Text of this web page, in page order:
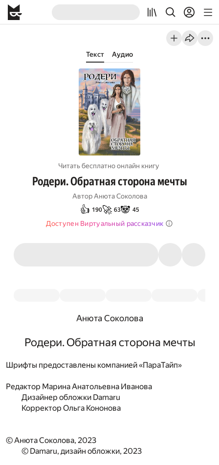
Текст Аудио
Читать бесплатно онлайн книгу
Родери. Обратная сторона мечты
Автор Анюта Соколова
👍 190🚀 63🐼 45
Доступен Виртуальный рассказчик
Анюта Соколова
Родери. Обратная сторона мечты
Шрифты предоставлены компанией «ПараТайп»
Редактор Марина Анатольевна Иванова
Дизайнер обложки Damaru
Корректор Ольга Кононова
© Анюта Соколова, 2023
© Damaru, дизайн обложки, 2023